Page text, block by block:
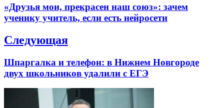
записям
Previous
post:
«Друзья мои, прекрасен наш союз»: зачем
ученику учитель, если есть нейросети
Следующая
Next
Шпаргалка и телефон: в Нижнем Новгороде
двух школьников удалили с ЕГЭ